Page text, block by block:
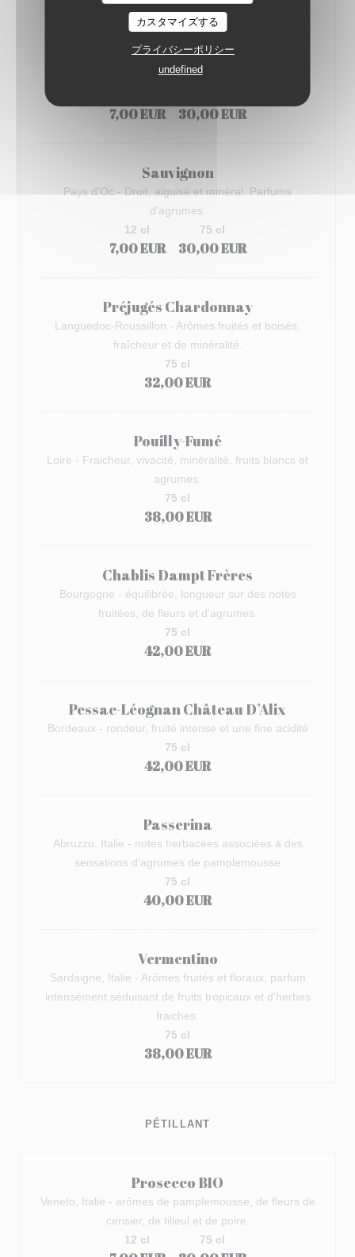
カスタマイズする
プライバシーポリシー
undefined
Riesling BIO
Alsace - fraîche et suave, palette fruitée bien
aromatique
7,00 EUR 30,00 EUR
Sauvignon
Pays d’Oc - Droit, aiguisé et minéral. Parfums
d'agrumes.
7,00 EUR
12 cl
30,00 EUR
75 cl
Préjugés Chardonnay
Languedoc-Roussillon - Arômes fruités et boisés,
fraîcheur et de minéralité.
32,00 EUR
75 cl
Pouilly-Fumé
Loire - Fraicheur, vivacité, minéralité, fruits blancs et
agrumes.
38,00 EUR
75 cl
Chablis Dampt Frères
Bourgogne - équilibrée, longueur sur des notes
fruitées, de fleurs et d'agrumes.
42,00 EUR
75 cl
Pessac-Léognan Château D’Alix
Bordeaux - rondeur, fruité intense et une fine acidité
42,00 EUR
75 cl
Passerina
Abruzzo, Italie - notes herbacées associées à des
sensations d'agrumes de pamplemousse
40,00 EUR
75 cl
Vermentino
Sardaigne, Italie - Arômes fruités et floraux, parfum
intensément séduisant de fruits tropicaux et d'herbes
fraiches.
38,00 EUR
75 cl
PÉTILLANT
Prosecco BIO
Veneto, Italie - arômes de pamplemousse, de fleurs de
cerisier, de tilleul et de poire.
12 cl 75 cl